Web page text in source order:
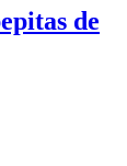
de